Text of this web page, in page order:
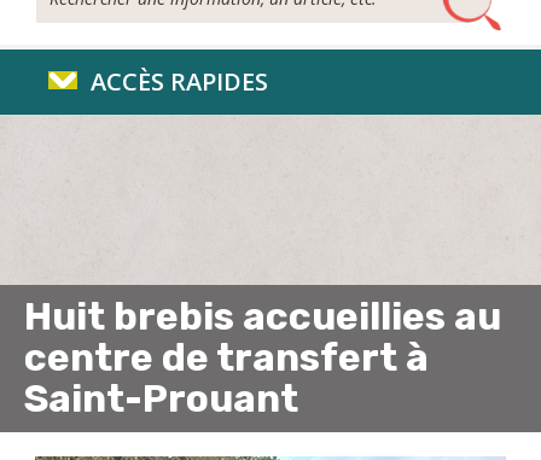
ACCÈS RAPIDES
Huit brebis accueillies au
centre de transfert à
Saint-Prouant